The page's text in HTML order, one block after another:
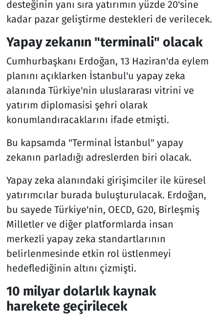
desteğinin yanı sıra yatırımın yüzde 20'sine
kadar pazar geliştirme destekleri de verilecek.
Yapay zekanın "terminali" olacak
Cumhurbaşkanı Erdoğan, 13 Haziran'da eylem
planını açıklarken İstanbul'u yapay zeka
alanında Türkiye'nin uluslararası vitrini ve
yatırım diplomasisi şehri olarak
konumlandıracaklarını ifade etmişti.
Bu kapsamda "Terminal İstanbul" yapay
zekanın parladığı adreslerden biri olacak.
Yapay zeka alanındaki girişimciler ile küresel
yatırımcılar burada buluşturulacak. Erdoğan,
bu sayede Türkiye'nin, OECD, G20, Birleşmiş
Milletler ve diğer platformlarda insan
merkezli yapay zeka standartlarının
belirlenmesinde etkin rol üstlenmeyi
hedeflediğinin altını çizmişti.
10 milyar dolarlık kaynak
harekete geçirilecek